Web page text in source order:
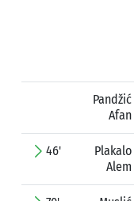
Pandžić
Afan
46'
Plakalo
Alem